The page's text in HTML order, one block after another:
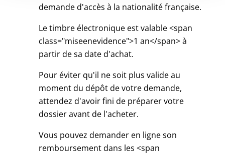
demande d'accès à la nationalité française.
Le timbre électronique est valable <span
class="miseenevidence">1 an</span> à
partir de sa date d'achat.
Pour éviter qu'il ne soit plus valide au
moment du dépôt de votre demande,
attendez d'avoir fini de préparer votre
dossier avant de l'acheter.
Vous pouvez demander en ligne son
remboursement dans les <span